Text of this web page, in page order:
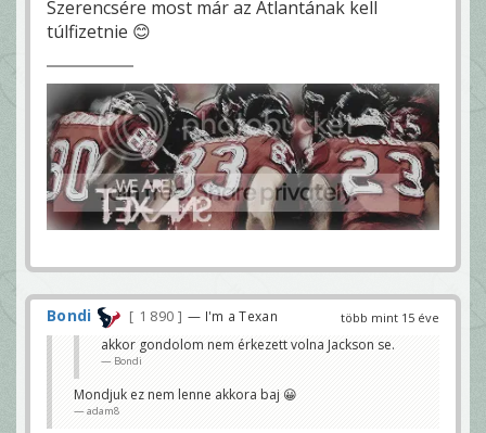
Szerencsére most már az Atlantának kell
túlfizetnie 😊
több mint 15 éve
Bondi 1 890 — I'm a Texan
akkor gondolom nem érkezett volna Jackson se.
Bondi
Mondjuk ez nem lenne akkora baj 😀
adam8